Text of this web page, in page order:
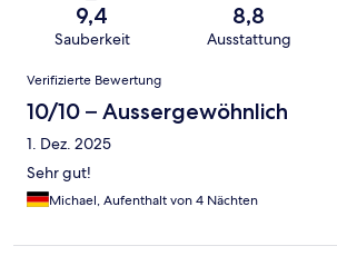
9,4
Sauberkeit
8,8
Ausstattung
Bewertungen
Verifizierte Bewertung
10/10 – Aussergewöhnlich
1. Dez. 2025
Sehr gut!
Michael, Aufenthalt von 4 Nächten